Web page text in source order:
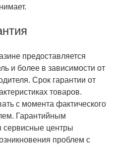
предоставляется
и более в зависимости от
Срок гарантии от
товаров.
с момента фактического
Гарантийным
сервисные центры
проблем с